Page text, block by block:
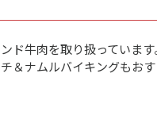
ド牛肉を取り扱っていま
＆ナムルバイキングもおす